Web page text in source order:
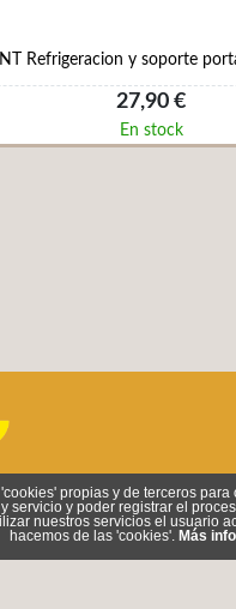
Refrigeracion y soporte
27,90 €
En stock
propias y de terceros
servicio y poder registrar el
nuestros servicios el usuario
hacemos de las 'cookies'. Más